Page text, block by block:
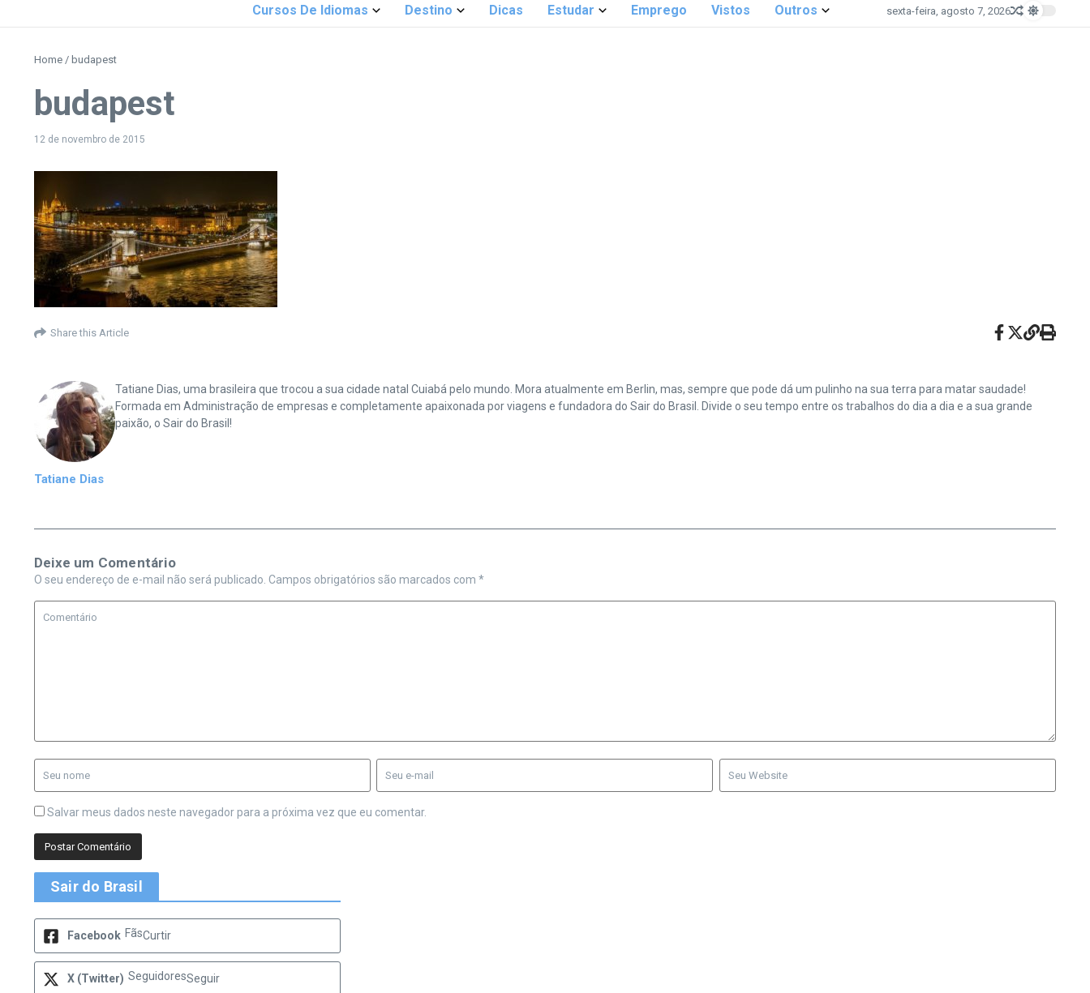
Cursos De Idiomas Destino Dicas Estudar Emprego Vistos Outros sexta-feira, agosto 7, 2026
Home / budapest
budapest
12 de novembro de 2015
Share this Article
Tatiane Dias
Tatiane Dias, uma brasileira que trocou a sua cidade natal Cuiabá pelo mundo. Mora atualmente em Berlin, mas, sempre que pode dá um pulinho na sua terra para matar saudade!
Formada em Administração de empresas e completamente apaixonada por viagens e fundadora do Sair do Brasil. Divide o seu tempo entre os trabalhos do dia a dia e a sua grande
paixão, o Sair do Brasil!
Deixe um Comentário
O seu endereço de e-mail não será publicado. Campos obrigatórios são marcados com *
Salvar meus dados neste navegador para a próxima vez que eu comentar.
Sair do Brasil
Facebook FãsCurtir
X (Twitter) SeguidoresSeguir